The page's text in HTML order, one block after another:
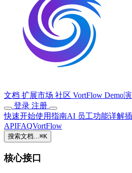
文档 扩展市场 社区 VortFlow Demo
登录 注册
快速开始使用指南AI 员工功能详解
APIFAQVortFlow
搜索文档...⌘K
核心接口